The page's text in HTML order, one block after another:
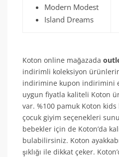
Modern Modest
Island Dreams
Koton online mağazada
indirimli koleksiyon
indirimine kupon indirimini
uygun fiyatla kaliteli Koton
var. %100 pamuk Koton kids
çocuk giyim seçenekleri
bebekler için de Koton’da
bulabilirsiniz. Koton
şıklığı ile dikkat çeker.